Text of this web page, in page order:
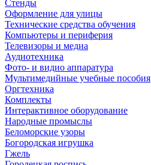
Стенды
Оформление для улицы
Технические средства обучения
Компьютеры и периферия
Телевизоры и медиа
Аудиотехника
Фото- и видио аппаратура
Мультимедийные учебные пособия
Оргтехника
Комплекты
Интерактивное оборудование
Народные промыслы
Беломорские узоры
Богородская игрушка
Гжель